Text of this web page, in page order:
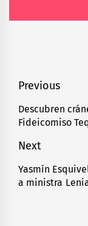
Navegación
de
entradas
Previous
Previous
post:
Descubren
Fideicomiso
Next
Next
post:
Yasmín
a ministra